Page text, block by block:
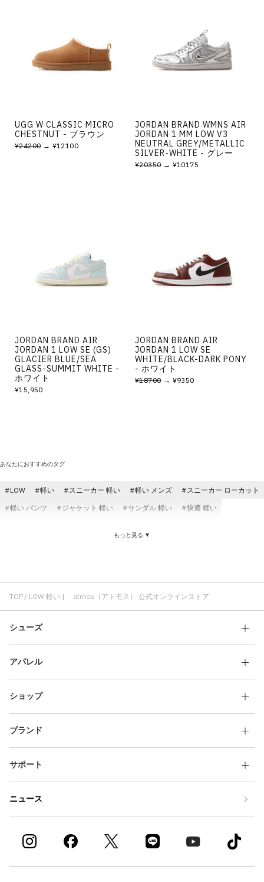
UGG W CLASSIC MICRO
CHESTNUT - ブラウン
¥24200→ ¥12100
JORDAN BRAND WMNS AIR
JORDAN 1 MM LOW V3
NEUTRAL GREY/METALLIC
SILVER-WHITE - グレー
¥20350→ ¥10175
JORDAN BRAND AIR
JORDAN 1 LOW SE (GS)
GLACIER BLUE/SEA
GLASS-SUMMIT WHITE -
ホワイト
¥15,950
JORDAN BRAND AIR
JORDAN 1 LOW SE
WHITE/BLACK-DARK PONY
- ホワイト
¥18700→ ¥9350
あなたにおすすめのタグ
LOW 軽い スニーカー 軽い 軽い メンズ
スニーカー ローカット
軽い パンツ
ジャケット 軽い サンダル 軽い
快適 軽い
ローカット ラバー
もっと見る ▼
TOP LOW 軽い | atmos（アトモス） 公式オンラインストア
シューズ
アパレル
ショップ
ブランド
サポート
ニュース